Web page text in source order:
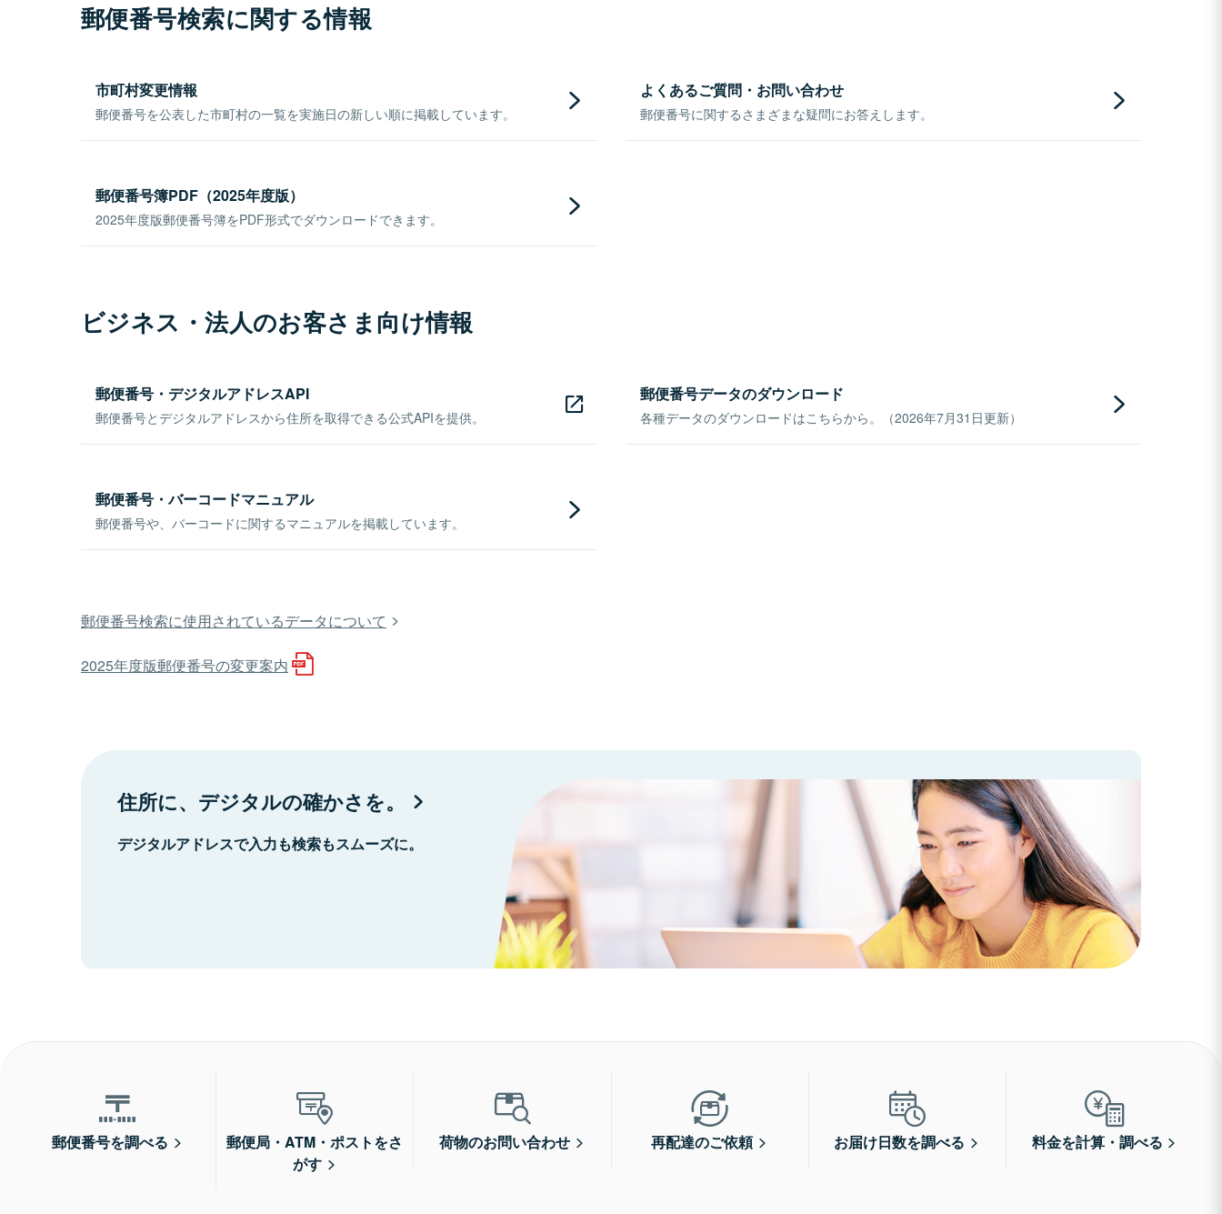
郵便番号検索に関する情報
市町村変更情報
郵便番号を公表した市町村の一覧を実施日の新しい順に掲載しています。
よくあるご質問・お問い合わせ
郵便番号に関するさまざまな疑問にお答えします。
郵便番号簿PDF（2025年度版）
2025年度版郵便番号簿をPDF形式でダウンロードできます。
ビジネス・法人のお客さま向け情報
郵便番号・デジタルアドレスAPI
郵便番号とデジタルアドレスから住所を取得できる公式APIを提供。
郵便番号データのダウンロード
各種データのダウンロードはこちらから。（2026年7月31日更新）
郵便番号・バーコードマニュアル
郵便番号や、バーコードに関するマニュアルを掲載しています。
郵便番号検索に使用されているデータについて
2025年度版郵便番号の変更案内
住所に、デジタルの確かさを。
デジタルアドレスで入力も検索もスムーズに。
郵便番号を調べる
郵便局・ATM・ポストをさ
がす
荷物のお問い合わせ 再配達のご依頼 お届け日数を調べる 料金を計算・調べる